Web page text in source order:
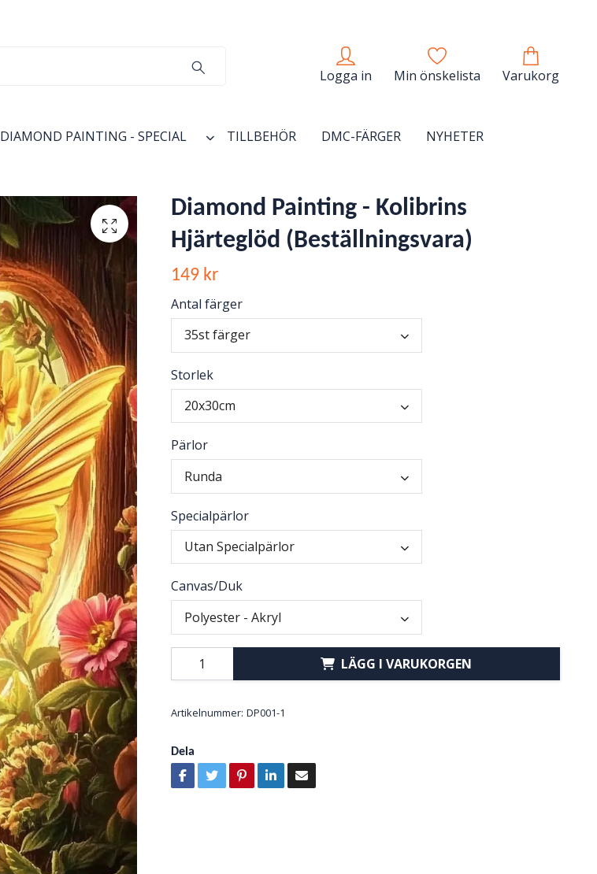
Logga in Min önskelista Varukorg
DIAMOND PAINTING - SPECIAL TILLBEHÖR DMC-FÄRGER
NYHETER
Diamond Painting - Kolibrins
Hjärteglöd (Beställningsvara)
149 kr
Antal färger
35st färger
Storlek
20x30cm
Pärlor
Runda
Specialpärlor
Utan Specialpärlor
Canvas/Duk
Polyester - Akryl
LÄGG I VARUKORGEN
Artikelnummer: DP001-1
Dela